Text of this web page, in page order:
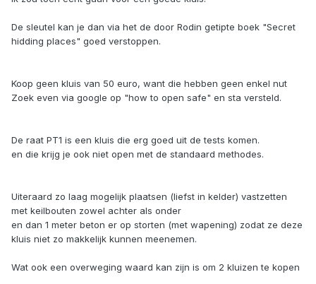
De sleutel kan je dan via het de door Rodin getipte boek "Secret
hidding places" goed verstoppen.
Koop geen kluis van 50 euro, want die hebben geen enkel nut
Zoek even via google op "how to open safe" en sta versteld.
De raat PT1 is een kluis die erg goed uit de tests komen.
en die krijg je ook niet open met de standaard methodes.
Uiteraard zo laag mogelijk plaatsen (liefst in kelder) vastzetten
met keilbouten zowel achter als onder
en dan 1 meter beton er op storten (met wapening) zodat ze deze
kluis niet zo makkelijk kunnen meenemen.
Wat ook een overweging waard kan zijn is om 2 kluizen te kopen